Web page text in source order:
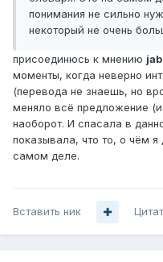
понимания не сильно
некоторый не очень
присоединюсь к мнению jab
моменты, когда неверно
(перевода не знаешь, но
меняло всё предложение
наоборот. И спасала в
показывала, что то, о чём
самом деле.
Вставить ник